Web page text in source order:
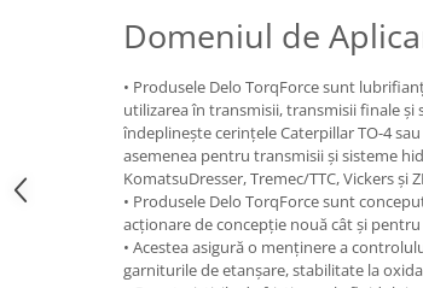
Lichide Întreținere Autoturisme
Lichide Întreținere Motociclete
Lichide Întreținere Utilaje
Lubrifianți Industriali
Chimicale
Produse Întreținere
Domeniul de
• Produsele Delo TorqForce sunt
utilizarea în transmisii, transmisii finale
îndeplinește cerințele Caterpillar TO-4
asemenea pentru transmisii și sisteme
KomatsuDresser, Tremec/TTC, Vickers și
• Produsele Delo TorqForce sunt
acționare de concepție nouă cât și
• Acestea asigură o menținere a
garniturile de etanșare, stabilitate la